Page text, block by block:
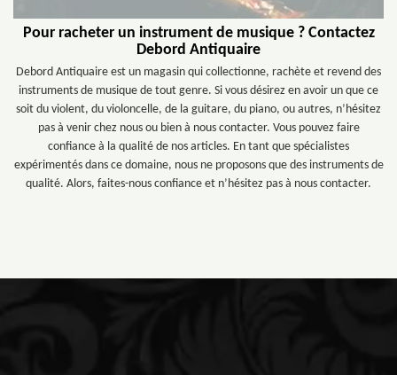
Pour racheter un instrument de musique ? Contactez
Debord Antiquaire
Debord Antiquaire est un magasin qui collectionne, rachète et revend des
instruments de musique de tout genre. Si vous désirez en avoir un que ce
soit du violent, du violoncelle, de la guitare, du piano, ou autres, n’hésitez
pas à venir chez nous ou bien à nous contacter. Vous pouvez faire
confiance à la qualité de nos articles. En tant que spécialistes
expérimentés dans ce domaine, nous ne proposons que des instruments de
qualité. Alors, faites-nous confiance et n’hésitez pas à nous contacter.